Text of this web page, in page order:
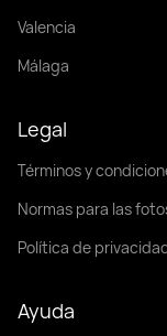
Valencia
Málaga
Legal
Términos y
Normas para las
Política de
Ayuda